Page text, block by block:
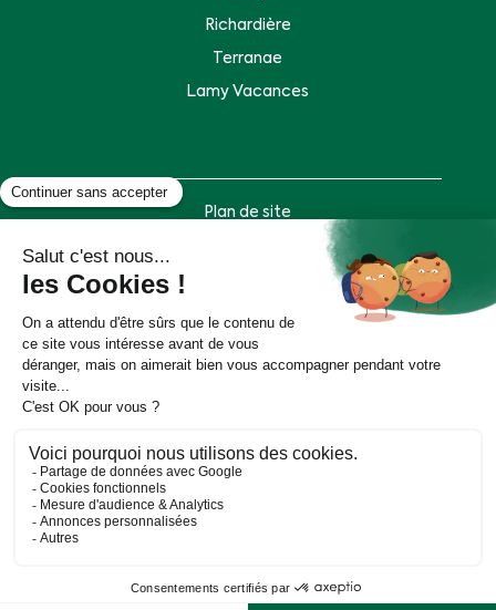
Richardière
Terranae
Lamy Vacances
Plan de site
Politique de données personnelles
Accessibilité : partiellement conforme